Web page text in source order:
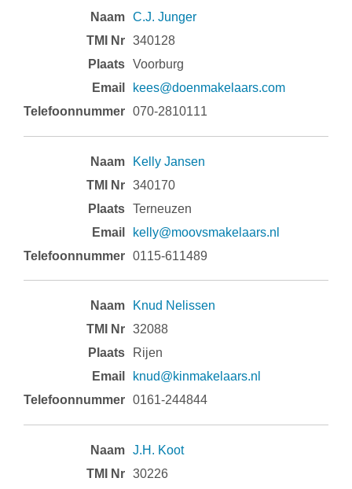
C.J. Junger
340128
Voorburg
kees@doenmakelaars.com
070-2810111
Kelly Jansen
340170
Terneuzen
kelly@moovsmakelaars.nl
0115-611489
Knud Nelissen
32088
Rijen
knud@kinmakelaars.nl
0161-244844
J.H. Koot
30226